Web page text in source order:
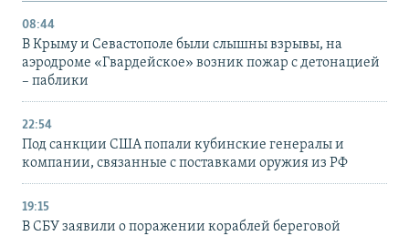
08:44
В Крыму и Севастополе были слышны взрывы, на
аэродроме «Гвардейское» возник пожар с детонацией
– паблики
22:54
Под санкции США попали кубинские генералы и
компании, связанные с поставками оружия из РФ
19:15
В СБУ заявили о поражении кораблей береговой